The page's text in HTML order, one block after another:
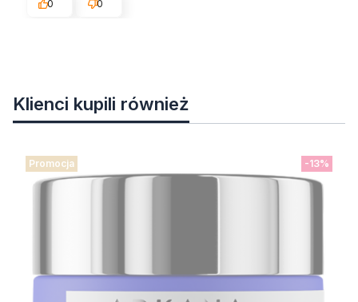
0 0
Klienci kupili również
-13%
Promocja